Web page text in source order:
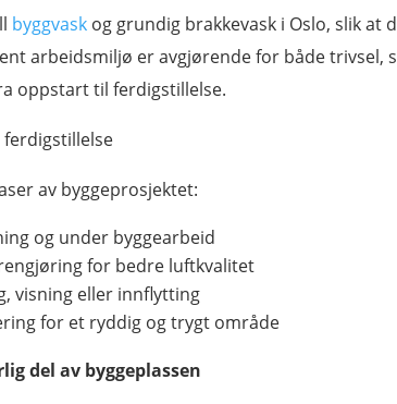
byggvask og grundig brakkevask i Oslo, slik
arbeidsmiljø er avgjørende for både
oppstart til ferdigstillelse.
ferdigstillelse
av byggeprosjektet:
og under byggearbeid
for bedre luftkvalitet
visning eller innflytting
for et ryddig og trygt område
del av byggeplassen